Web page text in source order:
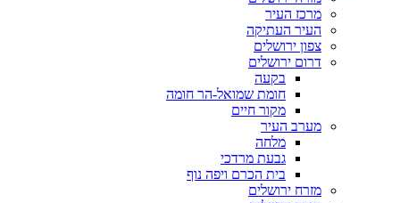
מרכז העיר
העיר העתיקה
צפון ירושלים
דרום ירושלים
בקעה
חומת שמואל-הר חומה
מקור חיים
מערב העיר
מלחה
גבעת מרדכי
בית הכרם ויפה נוף
מזרח ירושלים